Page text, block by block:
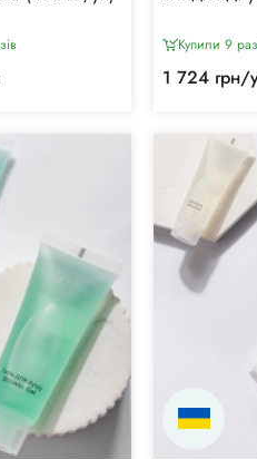
Купили 9
1 724 грн/